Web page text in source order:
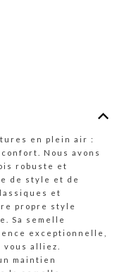
en plein air :
Nous avons
robuste et
de style et de
et
propre style
Sa semelle
exceptionnelle,
alliez.
maintien